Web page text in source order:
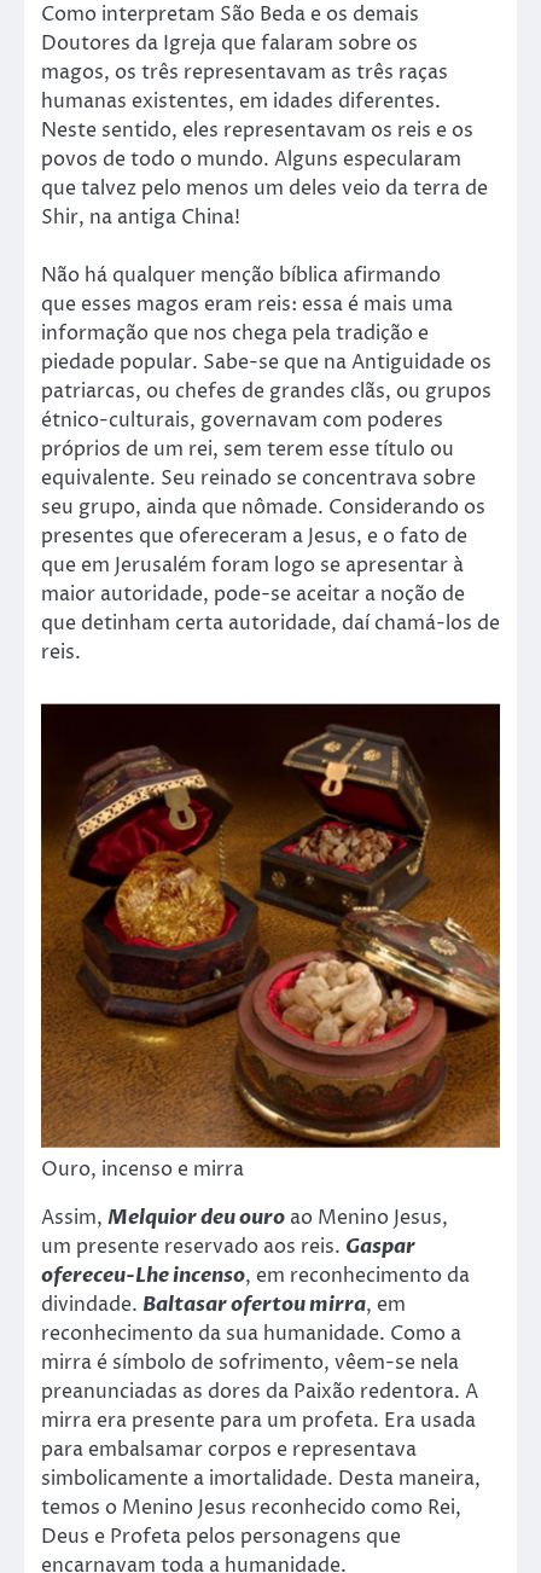
Como interpretam São Beda e os demais
Doutores da Igreja que falaram sobre os
magos, os três representavam as três raças
humanas existentes, em idades diferentes.
Neste sentido, eles representavam os reis e os
povos de todo o mundo. Alguns especularam
que talvez pelo menos um deles veio da terra de
Shir, na antiga China!
Não há qualquer menção bíblica afirmando
que esses magos eram reis: essa é mais uma
informação que nos chega pela tradição e
piedade popular. Sabe-se que na Antiguidade os
patriarcas, ou chefes de grandes clãs, ou grupos
étnico-culturais, governavam com poderes
próprios de um rei, sem terem esse título ou
equivalente. Seu reinado se concentrava sobre
seu grupo, ainda que nômade. Considerando os
presentes que ofereceram a Jesus, e o fato de
que em Jerusalém foram logo se apresentar à
maior autoridade, pode-se aceitar a noção de
que detinham certa autoridade, daí chamá-los de
reis.
Ouro, incenso e mirra
Assim, Melquior deu ouro ao Menino Jesus,
um presente reservado aos reis. Gaspar
ofereceu-Lhe incenso, em reconhecimento da
divindade. Baltasar ofertou mirra, em
reconhecimento da sua humanidade. Como a
mirra é símbolo de sofrimento, vêem-se nela
preanunciadas as dores da Paixão redentora. A
mirra era presente para um profeta. Era usada
para embalsamar corpos e representava
simbolicamente a imortalidade. Desta maneira,
temos o Menino Jesus reconhecido como Rei,
Deus e Profeta pelos personagens que
encarnavam toda a humanidade.